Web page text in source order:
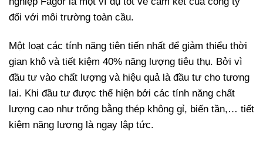
đối với môi trường toàn cầu.
Một loạt các tính năng tiên tiến nhất để giảm thiểu thời
gian khô và tiết kiệm 40% năng lượng tiêu thụ. Bởi vì
đầu tư vào chất lượng và hiệu quả là đầu tư cho tương
lai. Khi đầu tư được thể hiện bởi các tính năng chất
lượng cao như trống bằng thép không gỉ, biến tần,… tiết
kiệm năng lượng là ngay lập tức.